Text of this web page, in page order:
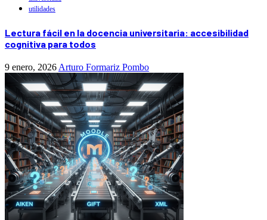
utilidades
Lectura fácil en la docencia universitaria: accesibilidad
cognitiva para todos
9 enero, 2026 Arturo Formariz Pombo